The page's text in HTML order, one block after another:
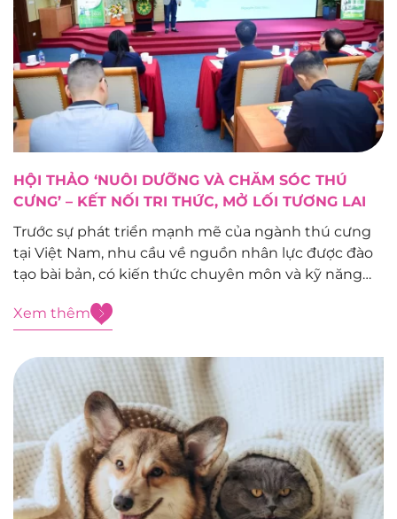
HỘI THẢO ‘NUÔI DƯỠNG VÀ CHĂM SÓC THÚ
CƯNG’ – KẾT NỐI TRI THỨC, MỞ LỐI TƯƠNG LAI
Trước sự phát triển mạnh mẽ của ngành thú cưng
tại Việt Nam, nhu cầu về nguồn nhân lực được đào
tạo bài bản, có kiến thức chuyên môn và kỹ năng
diễn đàn học thuật, kết nối giữa...
Xem thêm